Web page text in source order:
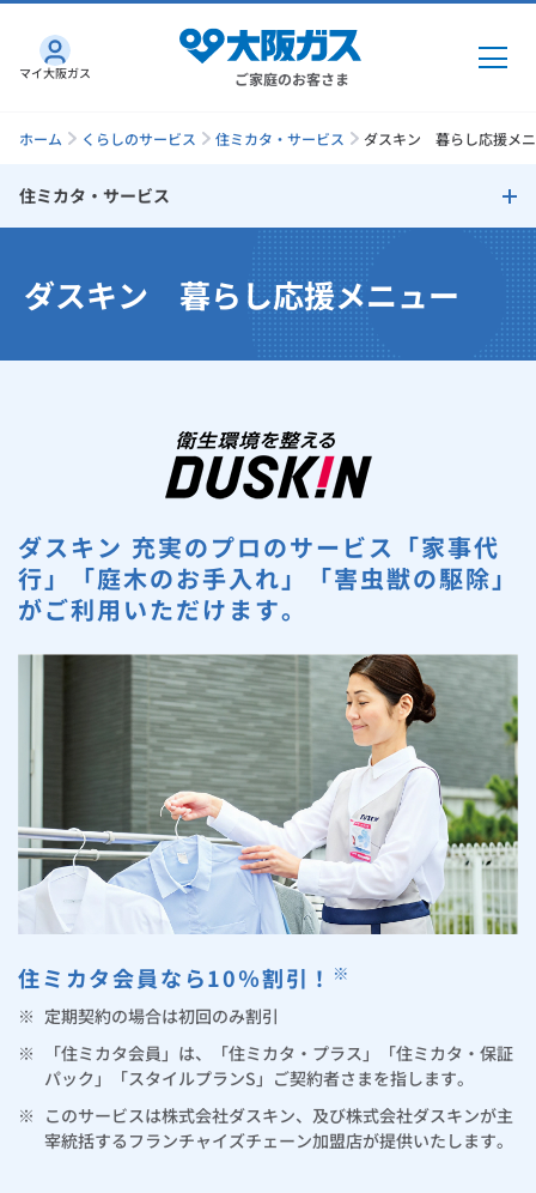
ご家庭のお客さま
ガス・電気 トップ
GAS得プラン
一般料金
トップ
「大阪ガスの電気」が選ばれる理由
お手続きから使用開始までの流れ
太陽光発電余剰電力買取サービス
まとめプラン紹介
ガスと電気の使用開始 の申込
インターネット
さすガねっとのメリット
工事・開通までの流れ
まとめプラン紹介
簡単プラン診断
インターネットのお申込み
トップ
キッチン
ガスコンロ
ガス炊飯器
ガスオーブン
レンジフード
食器洗い乾燥機
バス・洗面
ガス給湯器
ガス温水浴室暖房乾燥機
「カワック・ミストカワック」
乾太くん
リビング・空調
ガスファンヒーター
ガス温水床暖房「ヌック」
取替用ガスコンセント
ガスコード
ルームエアコン
発電・省エネ
エネファーム
太陽光発電
蓄電池
エコキュート
警報器・消火器
ぴこぴこ・スマぴこ・けむぴこ
消火器
修理
故障診断
エラーコード診断
取扱説明書を探す
お近くのガスのお店
定額サービス
らく得リース
らく得保証
ほっ得定額
機器・修理お申込み
くらしのサービス
リフォーム・リノベーション
リフォーム・リノベーショントップ
住ミカタ・リフォーム
リノベーション「マイリノ」
安心・安全
住ミカタ・サービス
ホームセキュリティ
みるぴこ
便利・おトク
スマイLINK
FitDish
めちゃとクーポン
プリゼロ
関西おでかけ納税
ハウスクリーニング
お手続き・サポート
お手続き一覧
お客さまサポート
お問い合わせ
お引越しの手続き
ショールーム Daigasコラム
業務用・産業用のお客さま 企業情報
マイ大阪ガス
ホーム くらしのサービス 住ミカタ・サービス ダスキン 暮らし応援メ
住ミカタ・サービス
パソコン・IoT機器トラブル対応（通信駆けつけサービス）
通信駆けつけサービスに関する注意事項
住ミカタ・プラス
住ミカタ・プラス 水まわりチェックに関する注意事項
住ミカタ・プラス お手入れサービスに関する注意事項
住ミカタ・保証パック
防災
避難グッズ
ダスキン 暮らし応援メニュー
ダスキン 充実のプロのサービス「家事代
行」「庭木のお手入れ」「害虫獣の駆除」
がご利用いただけます。
住ミカタ会員なら10％割引！ ※
※ 定期契約の場合は初回のみ割引
※
「住ミカタ会員」は、「住ミカタ・プラス」「住ミカタ・保証
パック」「スタイルプランS」ご契約者さまを指します。
※ このサービスは株式会社ダスキン、及び株式会社ダスキンが主
宰統括するフランチャイズチェーン加盟店が提供いたします。